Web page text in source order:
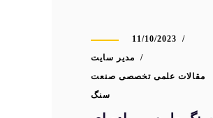
11/10/2023
مدیر سایت
مقالات علمی تخصصی صنعت
سنگ